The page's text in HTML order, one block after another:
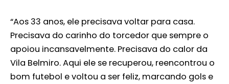
“Aos 33 anos, ele precisava voltar para casa.
Precisava do carinho do torcedor que sempre o
apoiou incansavelmente. Precisava do calor da
Vila Belmiro. Aqui ele se recuperou, reencontrou o
bom futebol e voltou a ser feliz, marcando gols e